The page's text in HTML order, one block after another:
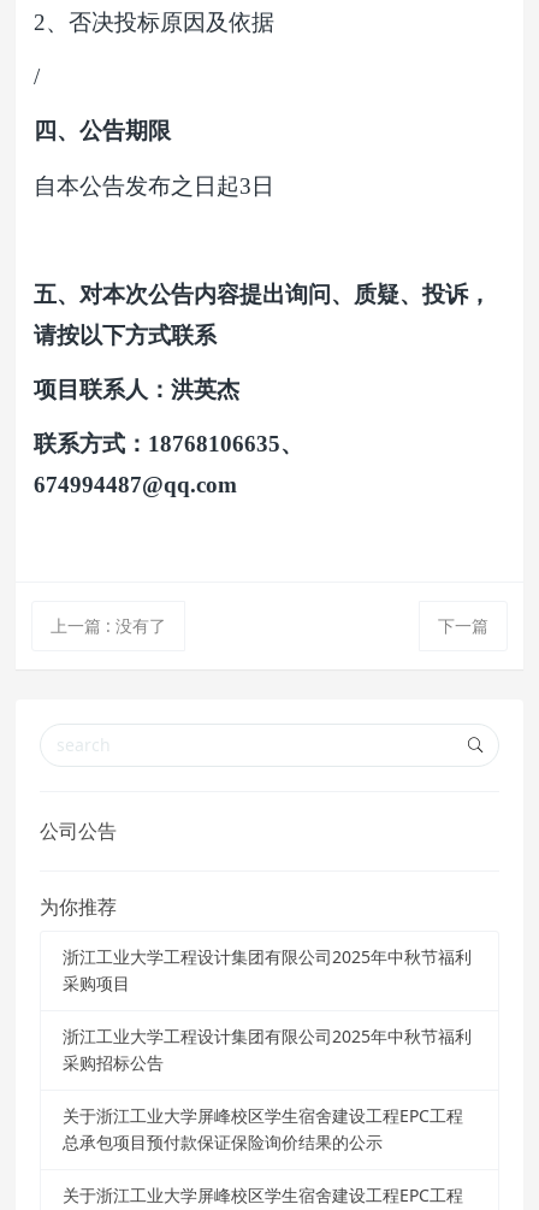
2、否决投标原因及依据
/
四、公告期限
自本公告发布之日起3日
五、对本次公告内容提出询问、质疑、投诉，
请按以下方式联系
项目联系人：洪英杰
联系方式：18768106635、
674994487@qq.com
上一篇 :没有了 下一篇
公司公告
为你推荐
浙江工业大学工程设计集团有限公司2025年中秋节福利
采购项目
浙江工业大学工程设计集团有限公司2025年中秋节福利
采购招标公告
关于浙江工业大学屏峰校区学生宿舍建设工程EPC工程
总承包项目预付款保证保险询价结果的公示
关于浙江工业大学屏峰校区学生宿舍建设工程EPC工程